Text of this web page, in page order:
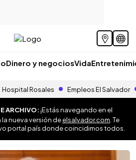
Dinero y negociosVida
Hospital Rosales Empleos El Salvador
ARCHIVO:¡Estás navegando en el
la nueva versión deelsalvador.com . Te
portal país donde coincidimos todos.